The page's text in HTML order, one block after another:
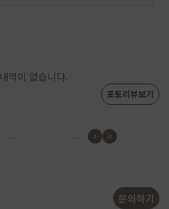
내역이 없습니다.
포토리뷰보기
문의하기